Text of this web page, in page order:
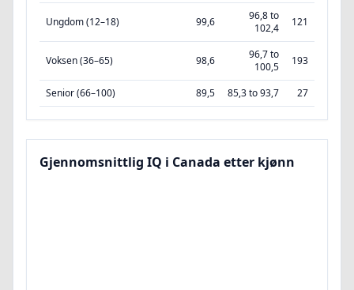
Ungdom (12–18) 99,6
96,8 to
102,4
121
Voksen (36–65) 98,6
96,7 to
100,5
193
Senior (66–100) 89,5 85,3 to 93,7 27
Gjennomsnittlig IQ i Canada etter kjønn